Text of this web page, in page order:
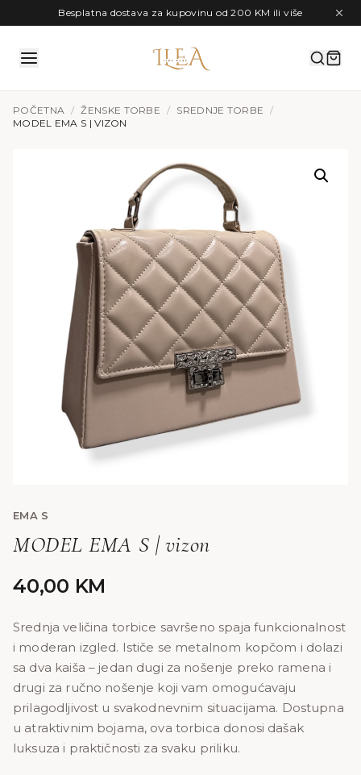
Preskoči na sadržajBesplatna dostava za kupovinu od 200 KM ili više
POČETNA / ŽENSKE TORBE / SREDNJE TORBE
/
MODEL EMA S | VIZON
EMA S
MODEL EMA S | vizon
40,00 KM
Srednja veličina torbice savršeno spaja funkcionalnost
i moderan izgled. Ističe se metalnom kopčom i dolazi
sa dva kaiša – jedan dugi za nošenje preko ramena i
drugi za ručno nošenje koji vam omogućavaju
prilagodljivost u svakodnevnim situacijama. Dostupna
u atraktivnim bojama, ova torbica donosi dašak
luksuza i praktičnosti za svaku priliku.